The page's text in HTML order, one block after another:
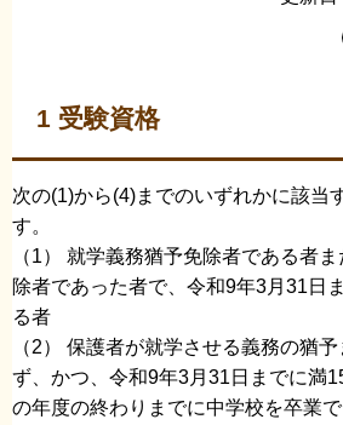
1 受験資格
次の(1)から(4)までのいずれかに該当
す。
（1） 就学義務猶予免除者である者
除者であった者で、令和9年3月31日
る者
（2） 保護者が就学させる義務の猶
ず、かつ、令和9年3月31日までに満
の年度の終わりまでに中学校を卒業